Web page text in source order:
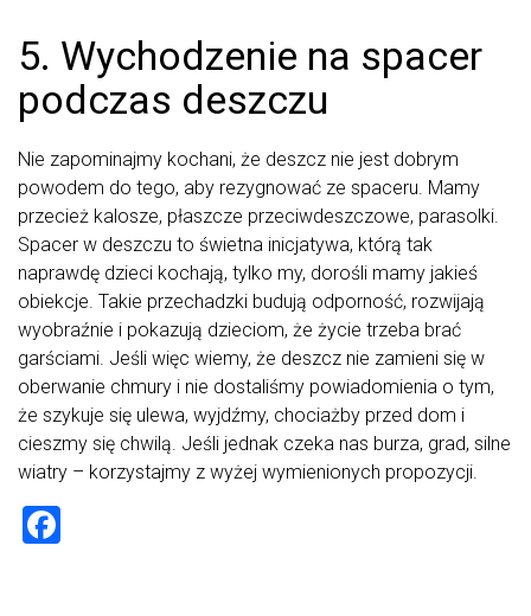
5. Wychodzenie na spacer
podczas deszczu
Nie zapominajmy kochani, że deszcz nie jest dobrym
powodem do tego, aby rezygnować ze spaceru. Mamy
przecież kalosze, płaszcze przeciwdeszczowe, parasolki.
Spacer w deszczu to świetna inicjatywa, którą tak
naprawdę dzieci kochają, tylko my, dorośli mamy jakieś
obiekcje. Takie przechadzki budują odporność, rozwijają
wyobraźnie i pokazują dzieciom, że życie trzeba brać
garściami. Jeśli więc wiemy, że deszcz nie zamieni się w
oberwanie chmury i nie dostaliśmy powiadomienia o tym,
że szykuje się ulewa, wyjdźmy, chociażby przed dom i
cieszmy się chwilą. Jeśli jednak czeka nas burza, grad, silne
wiatry – korzystajmy z wyżej wymienionych propozycji.